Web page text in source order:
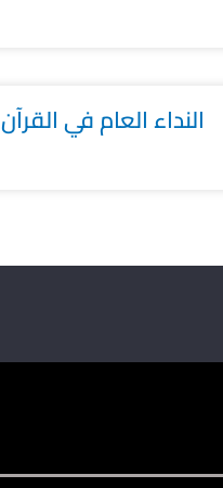
النداء العام في القرآن